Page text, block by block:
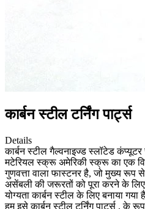
कार्बन स्टील टर्निंग पार्ट्स
Details
कार्बन स्टील गैल्वनाइज्ड स्लॉटेड
मटेरियल स्क्रू अमेरिकी स्क्रू का एक
गुणवत्ता वाला फास्टनर है, जो मुख्य रूप
असेंबली की जरूरतों को पूरा करने के लिए
योग्यता कार्बन स्टील के लिए बनाया
हम इसे कार्बन स्टील टर्निंग पार्ट्स . के